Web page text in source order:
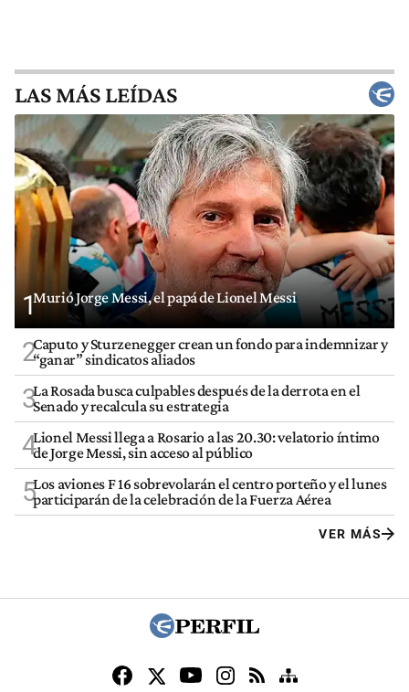
LAS MÁS LEÍDAS
1Murió Jorge Messi, el papá de Lionel Messi
2Caputo y Sturzenegger crean un fondo para indemnizar y
“ganar” sindicatos aliados
3La Rosada busca culpables después de la derrota en el
Senado y recalcula su estrategia
4Lionel Messi llega a Rosario a las 20.30: velatorio íntimo
de Jorge Messi, sin acceso al público
5Los aviones F 16 sobrevolarán el centro porteño y el lunes
participarán de la celebración de la Fuerza Aérea
VER MÁS